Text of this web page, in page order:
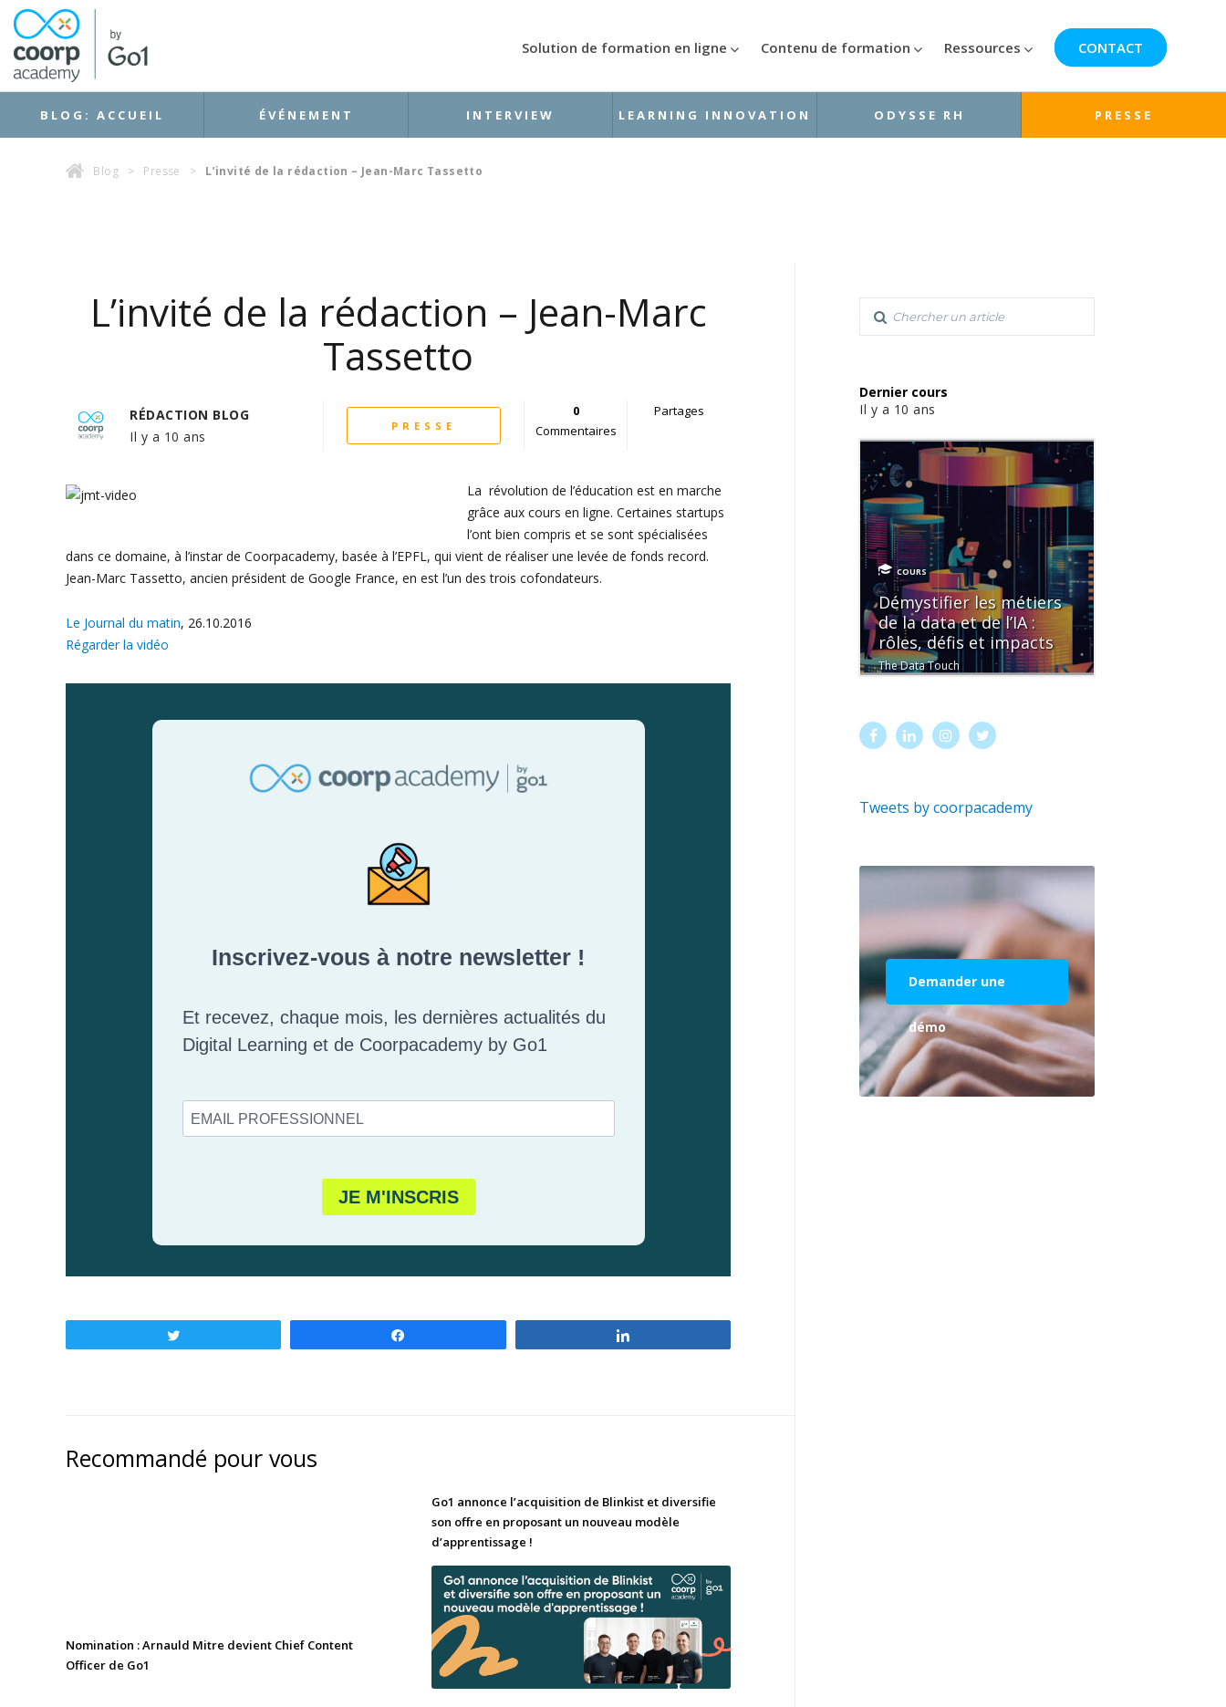
Solution de formation en ligne Contenu de formation Ressources CONTACT
BLOG: ACCUEIL ÉVÉNEMENT INTERVIEW LEARNING INNOVATION ODYSSE RH PRESSE
Blog > Presse > L’invité de la rédaction – Jean-Marc Tassetto
L’invité de la rédaction – Jean-Marc
Tassetto
RÉDACTION BLOG
Il y a 10 ans
PRESSE
0
Commentaires
Partages
La révolution de l’éducation est en marche
grâce aux cours en ligne. Certaines startups
l’ont bien compris et se sont spécialisées
dans ce domaine, à l’instar de Coorpacademy, basée à l’EPFL, qui vient de réaliser une levée de fonds record.
Jean-Marc Tassetto, ancien président de Google France, en est l’un des trois cofondateurs.
Le Journal du matin, 26.10.2016
Régarder la vidéo
Recommandé pour vous
Nomination : Arnauld Mitre devient Chief Content
Officer de Go1
Go1 annonce l’acquisition de Blinkist et diversifie
son offre en proposant un nouveau modèle
d’apprentissage !
Dernier cours
Il y a 10 ans
COURS
Démystifier les métiers
de la data et de l’IA :
rôles, défis et impacts
The Data Touch
Tweets by coorpacademy
Demander une
démo